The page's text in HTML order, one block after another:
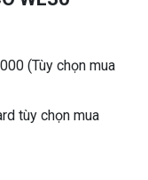
(Tùy chọn mua
tùy chọn mua